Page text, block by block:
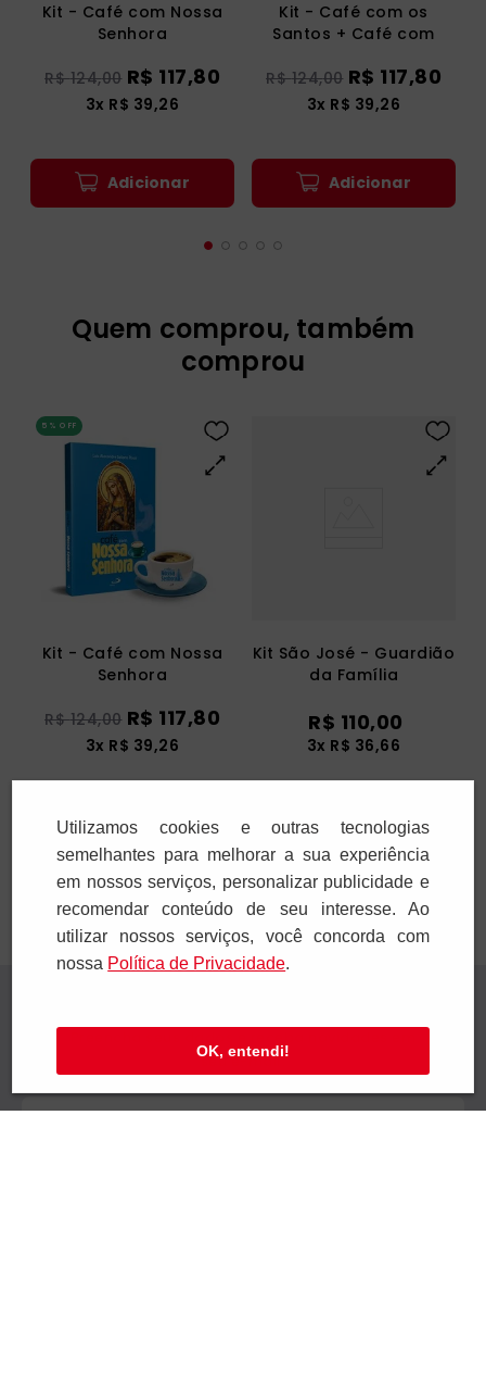
Kit - Café com Nossa
Senhora
R$ 124,00 R$ 117,80
3x R$ 39,26
Adicionar
Kit - Café com os
Santos + Café com
R$ 124,00 R$ 117,80
3x R$ 39,26
Adicionar
Quem comprou, também
comprou
5% OFF
Kit - Café com Nossa
Senhora
R$ 124,00 R$ 117,80
3x R$ 39,26
Adicionar
Kit São José - Guardião
da Família
R$ 110,00
3x R$ 36,66
Adicionar
seu e-mail.
Utilizamos cookies e outras tecnologias
semelhantes para melhorar a sua experiência
em nossos serviços, personalizar publicidade e
recomendar conteúdo de seu interesse. Ao
utilizar nossos serviços, você concorda com
nossa Polí­tica de Privacidade.
OK, entendi!